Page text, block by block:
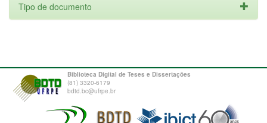
Tipo de documento
Biblioteca Digital de Teses e Dissertações
(81) 3320-6179
bdtd.bc@ufrpe.br